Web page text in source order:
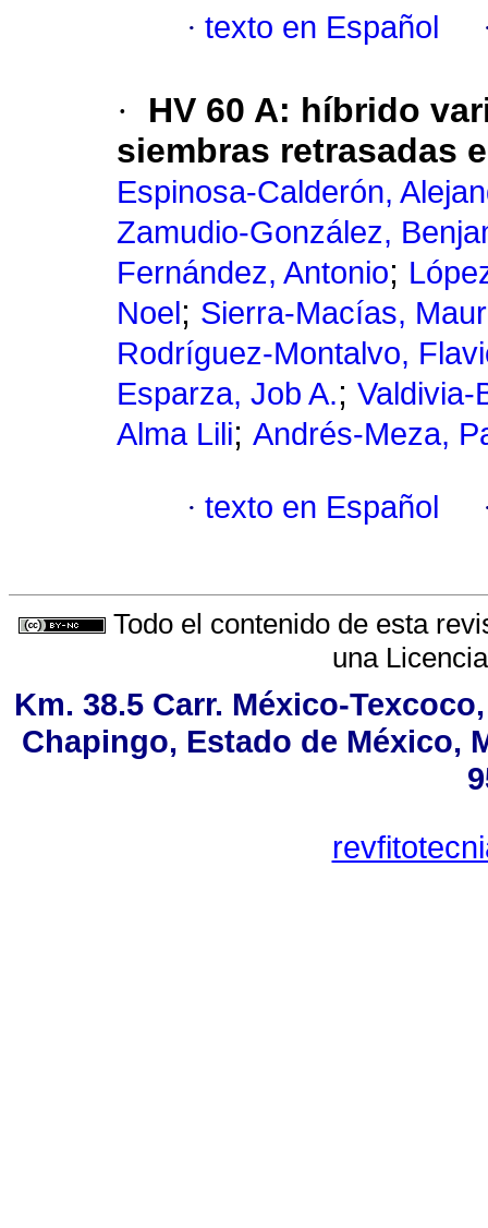
· texto en Español
·
HV 60 A: híbrido
siembras retrasadas
Espinosa-Calderón,
Zamudio-González,
Fernández, Antonio;
Noel ; Sierra-Macías,
Rodríguez-Montalvo,
Esparza, Job A.; Valdivia-
Alma Lili; Andrés-Meza,
· texto en Español
Todo el contenido de esta
una
Km. 38.5 Carr. México-
Chapingo, Estado de México,